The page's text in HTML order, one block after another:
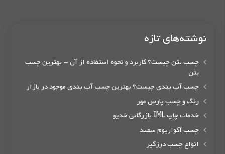
نوشته‌های تازه
چسب بتن چیست؟ کاربرد و نحوه استفاده از آن – بهترین چسب
بتن
چسب آب بندی چیست؟ بهترین چسب آب بندی موجود در بازار
رنگ و چسب پارس مهر
خدمات چاپ IML بازرگانی خدیو
چسب آکواریوم سفید
انواع چسب درزگیر